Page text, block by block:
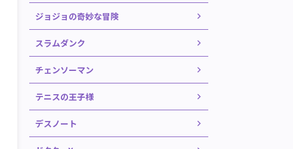
ジョジョの奇妙な冒険
スラムダンク
チェンソーマン
テニスの王子様
デスノート